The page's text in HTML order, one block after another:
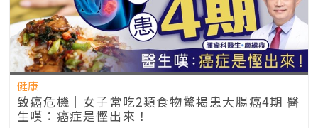
健康
致癌危機｜女子常吃2類食物驚揭患大腸癌4期 醫
生嘆：癌症是慳出來！